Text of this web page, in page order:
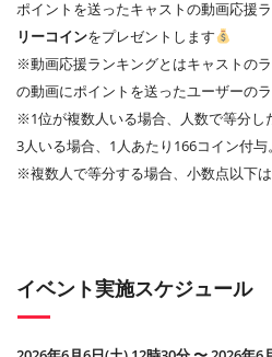
ポイントを送ったキャストの動画応援
リーコインをプレゼントします
※動画応援ランキングとはキャストの
の動画にポイントを送ったユーザーのラ
※1位が複数人いる場合、人数で等分し
3人いる場合、1人あたり166コイン付与
※複数人で等分する場合、小数点以下は
イベント実施スケジュール